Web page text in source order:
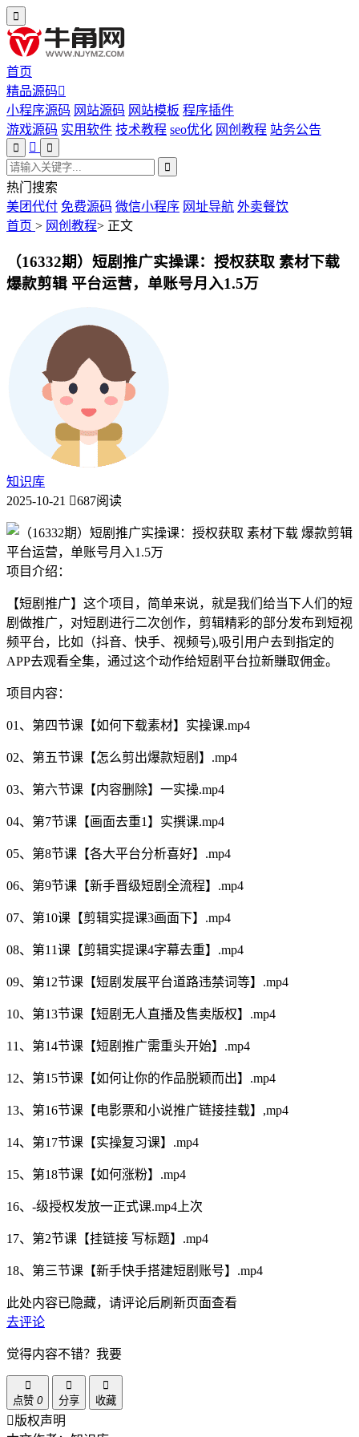
首页
精品源码
小程序源码 网站源码 网站模板 程序插件
游戏源码 实用软件 技术教程 seo优化 网创教程 站务公告
热门搜索
美团代付 免费源码 微信小程序 网址导航 外卖餐饮
首页 > 网创教程> 正文
（16332期）短剧推广实操课：授权获取 素材下载
爆款剪辑 平台运营，单账号月入1.5万
知识库
2025-10-21
687阅读
项目介绍：
【短剧推广】这个项目，简单来说，就是我们给当下人们的短
剧做推广，对短剧进行二次创作，剪辑精彩的部分发布到短视
频平台，比如（抖音、快手、视频号),吸引用户去到指定的
APP去观看全集，通过这个动作给短剧平台拉新賺取佣金。
项目内容：
01、第四节课【如何下载素材】实操课.mp4
02、第五节课【怎么剪出爆款短剧】.mp4
03、第六节课【内容删除】一实操.mp4
04、第7节课【画面去重1】实撰课.mp4
05、第8节课【各大平台分析喜好】.mp4
06、第9节课【新手晋级短剧全流程】.mp4
07、第10课【剪辑实提课3画面下】.mp4
08、第11课【剪辑实提课4字幕去重】.mp4
09、第12节课【短剧发展平台道路违禁词等】.mp4
10、第13节课【短剧无人直播及售卖版权】.mp4
11、第14节课【短剧推广需重头开始】.mp4
12、第15节课【如何让你的作品脱颖而出】.mp4
13、第16节课【电影票和小说推广链接挂载】,mp4
14、第17节课【实操复习课】.mp4
15、第18节课【如何涨粉】.mp4
16、-级授权发放一正式课.mp4上次
17、第2节课【挂链接 写标题】.mp4
18、第三节课【新手快手搭建短剧账号】.mp4
此处内容已隐藏，请评论后刷新页面查看
去评论
觉得内容不错？我要
点赞 0 分享 收藏
版权声明